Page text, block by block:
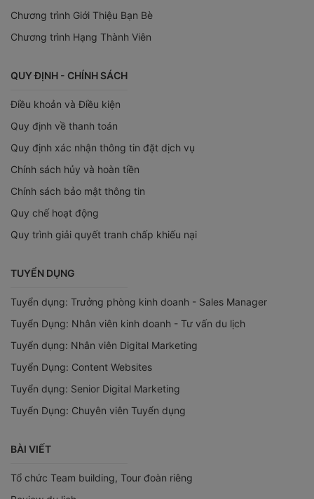
Chương trình Giới Thiệu Bạn Bè
Chương trình Hạng Thành Viên
QUY ĐỊNH - CHÍNH SÁCH
Điều khoản và Điều kiện
Quy định về thanh toán
Quy định xác nhận thông tin đặt dịch vụ
Chính sách hủy và hoàn tiền
Chính sách bảo mật thông tin
Quy chế hoạt động
Quy trình giải quyết tranh chấp khiếu nại
TUYỂN DỤNG
Tuyển dụng: Trưởng phòng kinh doanh - Sales Manager
Tuyển Dụng: Nhân viên kinh doanh - Tư vấn du lịch
Tuyển dụng: Nhân viên Digital Marketing
Tuyển Dụng: Content Websites
Tuyển dụng: Senior Digital Marketing
Tuyển Dụng: Chuyên viên Tuyển dụng
BÀI VIẾT
Tổ chức Team building, Tour đoàn riêng